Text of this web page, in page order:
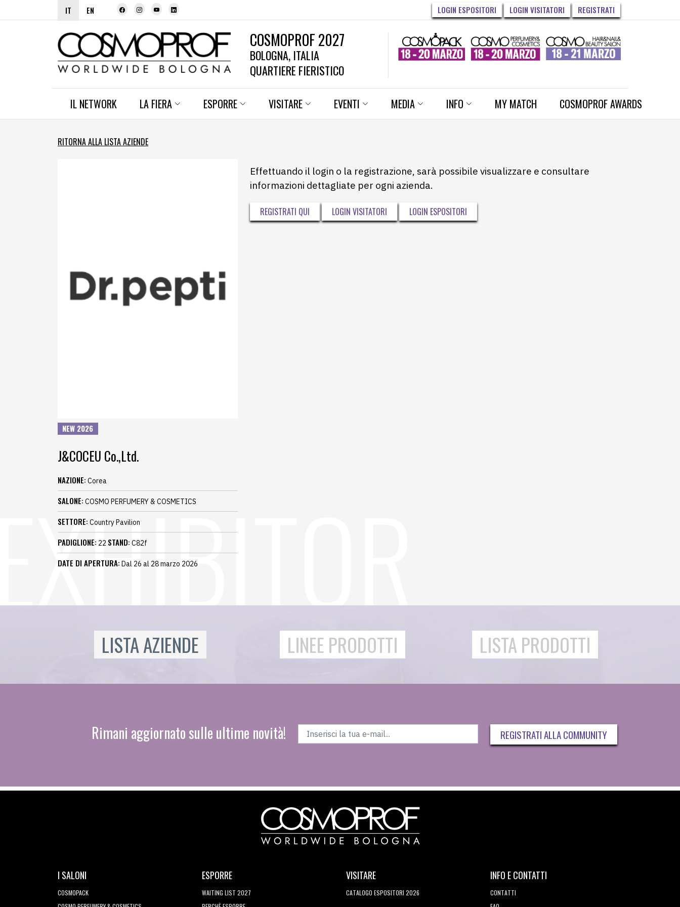
IT EN LOGIN ESPOSITORI LOGIN VISITATORI REGISTRATI
COSMOPROF 2027
BOLOGNA, ITALIA
QUARTIERE FIERISTICO
IL NETWORK LA FIERA ESPORRE VISITARE EVENTI MEDIA INFO MY MATCH COSMOPROF AWARDS
RITORNA ALLA LISTA AZIENDE
NEW 2026
J&COCEU Co.,Ltd.
NAZIONE: Corea
SALONE: COSMO PERFUMERY & COSMETICS
SETTORE: Country Pavilion
PADIGLIONE: 22 STAND: C82f
DATE DI APERTURA: Dal 26 al 28 marzo 2026
Effettuando il login o la registrazione, sarà possibile visualizzare e consultare
informazioni dettagliate per ogni azienda.
REGISTRATI QUI LOGIN VISITATORI LOGIN ESPOSITORI
LISTA AZIENDE LINEE PRODOTTI LISTA PRODOTTI
Rimani aggiornato sulle ultime novità! REGISTRATI ALLA COMMUNITY
I SALONI
COSMOPACK
ESPORRE
WAITING LIST 2027
VISITARE
CATALOGO ESPOSITORI 2026
INFO E CONTATTI
CONTATTI